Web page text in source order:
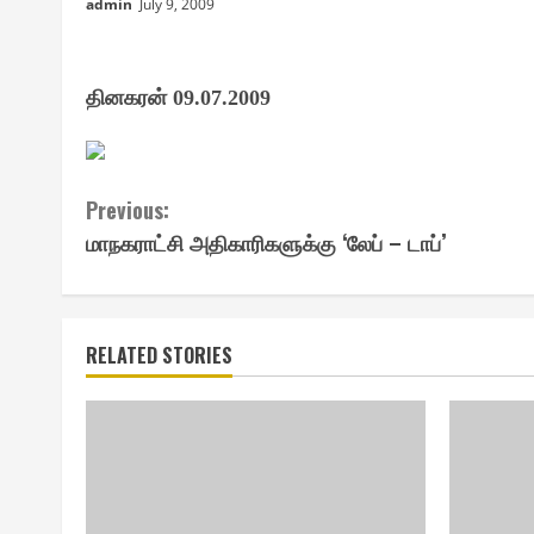
admin July 9, 2009
தினகரன்09.07.2009
Continue
Reading
Previous:
மாநகராட்சி அதிகாரிகளுக்கு ‘லேப் – டாப்’
RELATED STORIES